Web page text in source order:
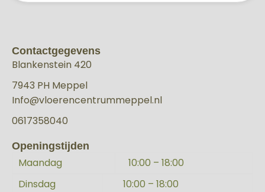
Contactgegevens
Blankenstein 420
7943 PH Meppel
Info@vloerencentrummeppel.nl
0617358040
Openingstijden
Maandag
10:00 – 18:00
Dinsdag
10:00 – 18:00